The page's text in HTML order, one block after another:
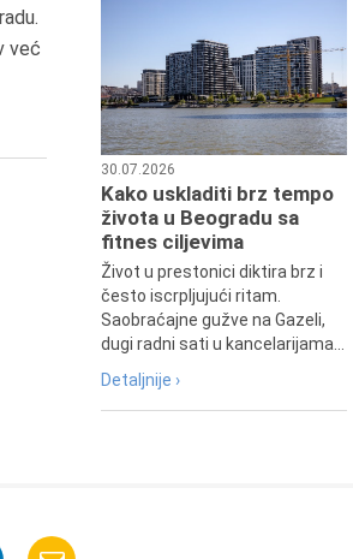
već
30.07.2026
Kako uskladiti brz tempo
života u Beogradu sa
fitnes ciljevima
Život u prestonici diktira brz i
često iscrpljujući ritam.
Saobraćajne gužve na Gazeli,
dugi radni sati u kancelarijama...
Detaljnije ›
Dositej Obradović je došao u Srbiju i
u Beograd, gde je nastavio književni i
prosvetni rad, čime je simbolično
najavljen povratak glavnih tokova
srpske kulture južno od Save i
Dunava.